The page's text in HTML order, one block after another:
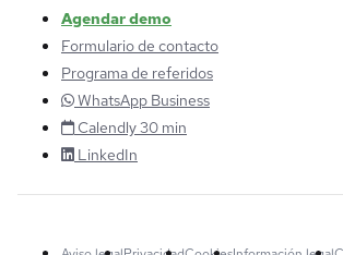
Agendar demo
Formulario de contacto
Programa de referidos
WhatsApp Business
Calendly 30 min
LinkedIn